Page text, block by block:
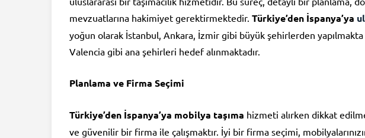
mevzuatlarına hakimiyet gerektirmektedir. Türkiye’den İspanya’ya
yoğun olarak İstanbul, Ankara, İzmir gibi büyük şehirlerden yapılmakta
Valencia gibi ana şehirleri hedef alınmaktadır.
Planlama ve Firma Seçimi
Türkiye’den İspanya’ya mobilya taşıma hizmeti alırken dikkat
ve güvenilir bir firma ile çalışmaktır. İyi bir firma seçimi,